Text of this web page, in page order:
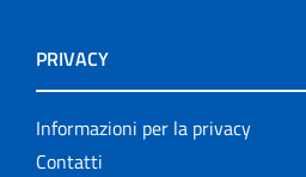
PRIVACY
Informazioni per la privacy
Contatti